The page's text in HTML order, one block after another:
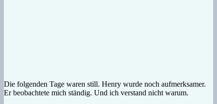
Die folgenden Tage waren still. Henry wurde noch aufmerksamer.
Er beobachtete mich ständig. Und ich verstand nicht warum.